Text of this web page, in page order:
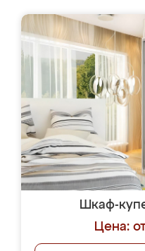
Шкаф-
Цена: